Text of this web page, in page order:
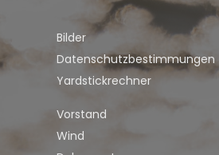
Bilder
Datenschutzbestimmungen
Yardstickrechner
Vorstand
Wind